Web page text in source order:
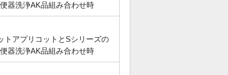
器洗浄AK品組み合わせ時
トアプリコットとSシリーズの
器洗浄AK品組み合わせ時